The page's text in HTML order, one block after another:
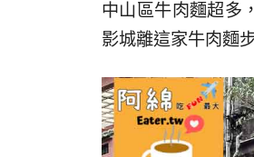
中山區牛肉麵超多
影城離這家牛肉麵